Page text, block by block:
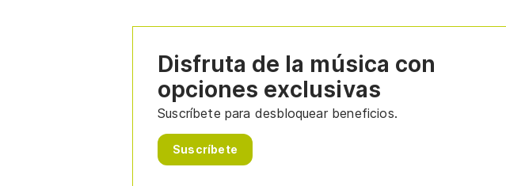
Disfruta de la música con
opciones exclusivas
Suscríbete para desbloquear beneficios.
Suscríbete